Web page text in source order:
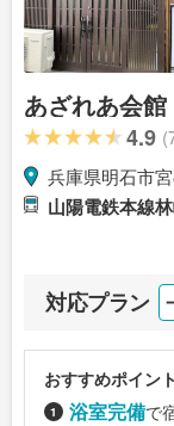
あざれあ会館
4.9
兵庫県明石市
山陽電鉄本線
対応プラン
おすすめポイント
浴室完備で